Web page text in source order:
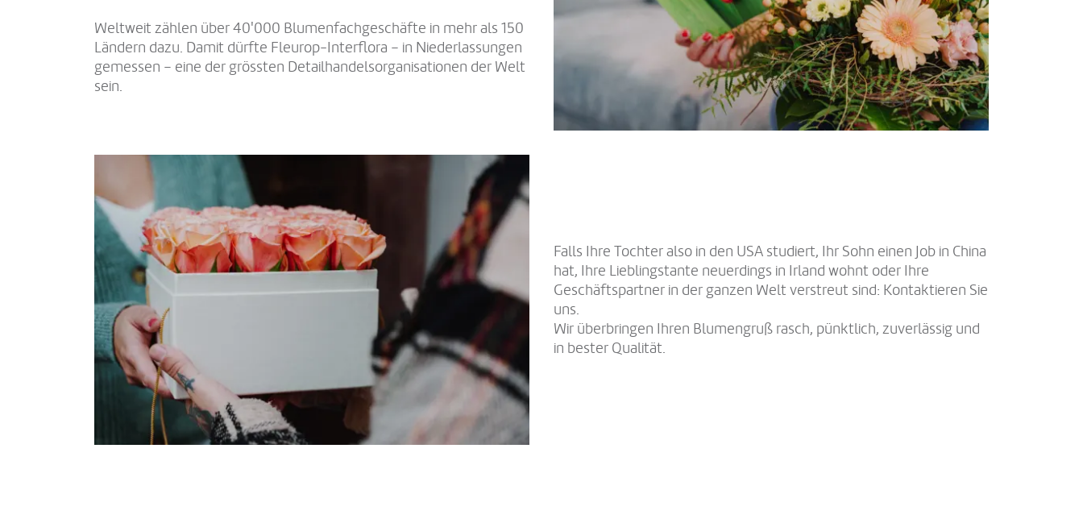
Weltweit zählen über 40'000 Blumenfachgeschäfte in mehr als 150
Ländern dazu. Damit dürfte Fleurop-Interflora – in Niederlassungen
gemessen – eine der grössten Detailhandelsorganisationen der Welt
sein.
Falls Ihre Tochter also in den USA studiert, Ihr Sohn einen Job in China
hat, Ihre Lieblingstante neuerdings in Irland wohnt oder Ihre
Geschäftspartner in der ganzen Welt verstreut sind: Kontaktieren Sie
uns.
Wir überbringen Ihren Blumengruß rasch, pünktlich, zuverlässig und
in bester Qualität.